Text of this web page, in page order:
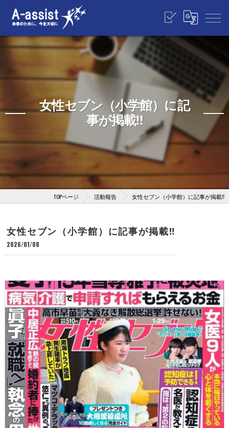
女性セブン（小学館）に記
事が掲載‼️
TOPページ 活動報告 女性セブン（小学館）に記事が掲載‼️
女性セブン（小学館）に記事が掲載‼️
2026/01/08